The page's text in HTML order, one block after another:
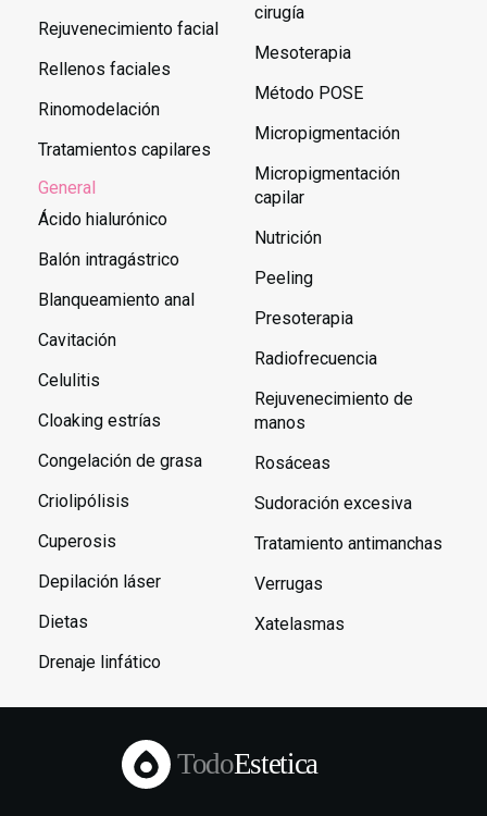
Rejuvenecimiento facial
Rellenos faciales
Rinomodelación
Tratamientos capilares
General
Ácido hialurónico
Balón intragástrico
Blanqueamiento anal
Cavitación
Celulitis
Cloaking estrías
Congelación de grasa
Criolipólisis
Cuperosis
Depilación láser
Dietas
Drenaje linfático
cirugía
Mesoterapia
Método POSE
Micropigmentación
Micropigmentación
capilar
Nutrición
Peeling
Presoterapia
Radiofrecuencia
Rejuvenecimiento de
manos
Rosáceas
Sudoración excesiva
Tratamiento antimanchas
Verrugas
Xatelasmas
TodoEstetica